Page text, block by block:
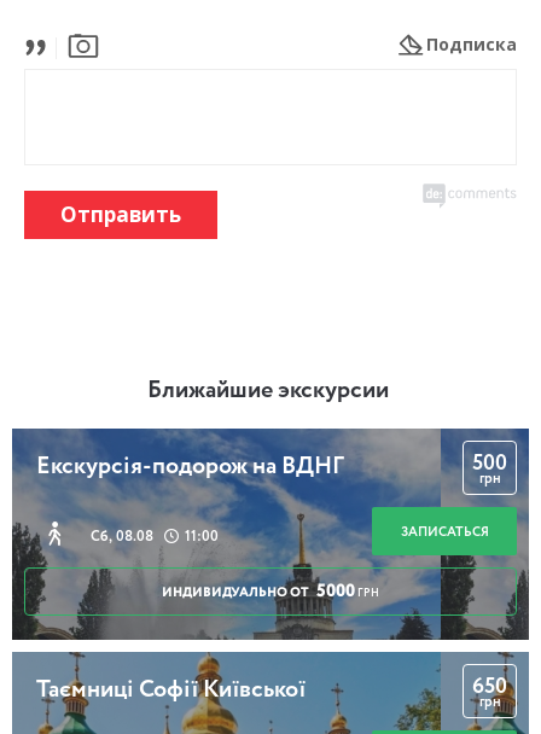
Подписка
Отправить
Ближайшие экскурсии
Екскурсія-подорож на ВДНГ
Сб, 08.08 11:00
500
грн
ЗАПИСАТЬСЯ
ИНДИВИДУАЛЬНО ОТ 5000 ГРН
Таємниці Софії Київської 650
грн